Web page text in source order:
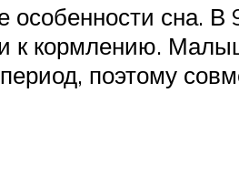
особенности сна.
к кормлению.
поэтому